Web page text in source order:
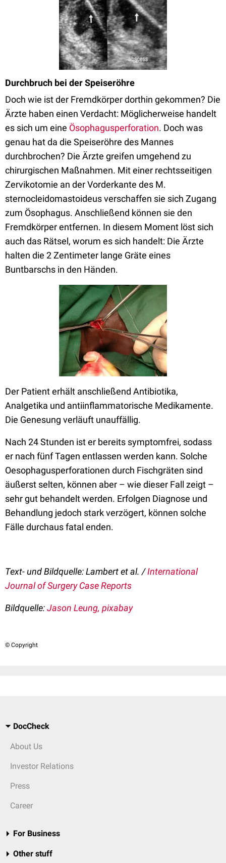
Durchbruch bei der Speiseröhre
Doch wie ist der Fremdkörper dorthin gekommen? Die
Ärzte haben einen Verdacht: Möglicherweise handelt
es sich um eine Ösophagusperforation. Doch was
genau hat da die Speiseröhre des Mannes
durchbrochen? Die Ärzte greifen umgehend zu
chirurgischen Maßnahmen. Mit einer rechtsseitigen
Zervikotomie an der Vorderkante des M.
sternocleidomastoideus verschaffen sie sich Zugang
zum Ösophagus. Anschließend können sie den
Fremdkörper entfernen. In diesem Moment löst sich
auch das Rätsel, worum es sich handelt: Die Ärzte
halten die 2 Zentimeter lange Gräte eines
Buntbarschs in den Händen.
Der Patient erhält anschließend Antibiotika,
Analgetika und antiinflammatorische Medikamente.
Die Genesung verläuft unauffällig.
Nach 24 Stunden ist er bereits symptomfrei, sodass
er nach fünf Tagen entlassen werden kann. Solche
Oesophagusperforationen durch Fischgräten sind
äußerst selten, können aber – wie dieser Fall zeigt –
sehr gut behandelt werden. Erfolgen Diagnose und
Behandlung jedoch stark verzögert, können solche
Fälle durchaus fatal enden.
Text- und Bildquelle: Lambert et al. /International
Journal of Surgery Case Reports
Bildquelle:Jason Leung, pixabay
© Copyright
DocCheck
About Us
Investor Relations
Press
Career
For Business
Other stuff